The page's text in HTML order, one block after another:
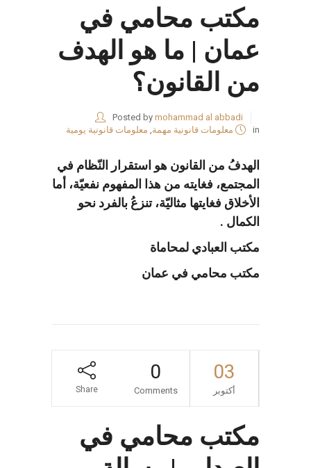
مكتب محامي في
عمان | ما هو الهدف
من القانون؟
Posted by mohammad al abbadi
in
معلومات قانونية مهمة, معلومات قانونية يومية
الهدفُ من القانون هو استقرار النّظام في
المجتمع، فغايته من هذا المفهوم نفعيّة، أما
الأخلاق فغايتها مثاليّة، تنزعُ بالفرد نحو
الكمال .
مكتب العبادي لمحاماة
مكتب محامي في عمان
03
أكتوبر
0
Comments
Share
مكتب محامي في